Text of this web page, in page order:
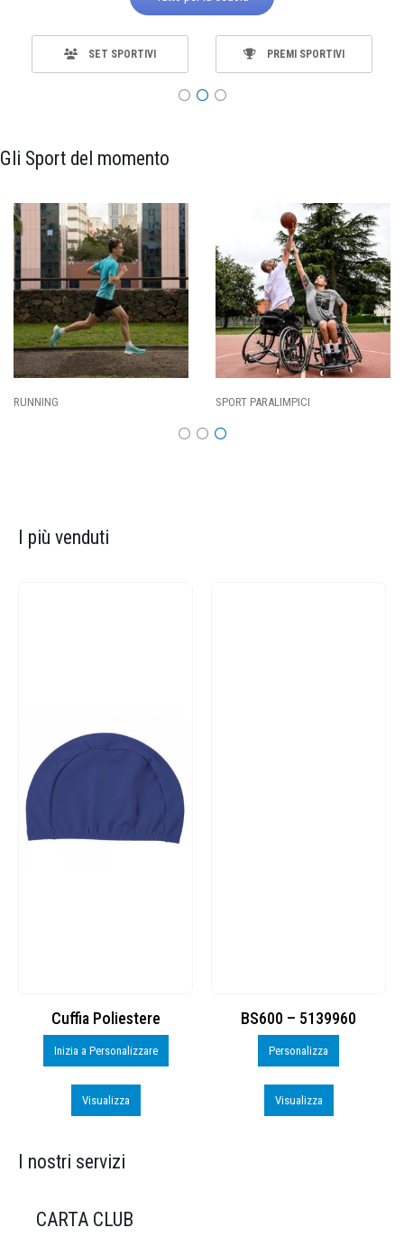
SET SPORTIVI PREMI SPORTIVI
Gli Sport del momento
SPORT PARALIMPICI
I più venduti
Cuffia Poliestere
Inizia a Personalizzare
Visualizza
BS600 – 5139960
Personalizza
Visualizza
I nostri servizi
CARTA CLUB